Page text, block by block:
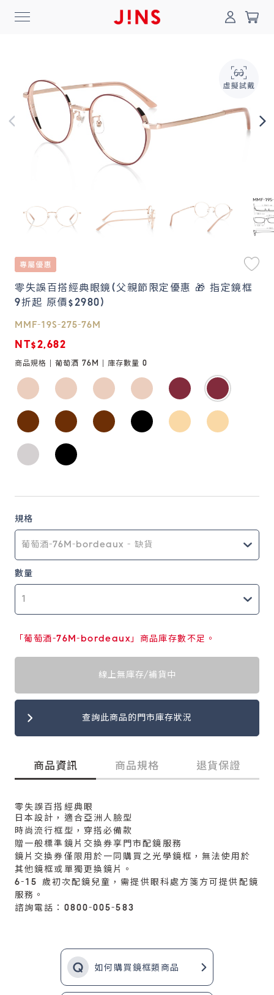
登入/註冊 門市一覽 我的最愛
最新消息
Collection
Online Shop
鏡片說明
Lens
常見問題
FAQ
0
零失誤百搭經典眼鏡(父親節限定優惠 🎁 指定鏡框
9折起 原價$2980)
MMF-19S-275-76M
NT$2,682
商品規格 | 葡萄酒 76M | 庫存數量 0
規格
數量
「葡萄酒-76M-bordeaux」商品庫存數不足。
線上無庫存/補貨中
查詢此商品的門市庫存狀況
商品資訊 商品規格 退貨保證
零失誤百搭經典眼
日本設計，適合亞洲人臉型
時尚流行框型，穿搭必備款
贈一般標準鏡片交換券享門市配鏡服務
鏡片交換券僅限用於一同購買之光學鏡框，無法使用於
其他鏡框或單獨更換鏡片。
6-15 歲初次配鏡兒童，需提供眼科處方箋方可提供配鏡
服務。
諮詢電話：0800-005-583
如何購買鏡框類商品